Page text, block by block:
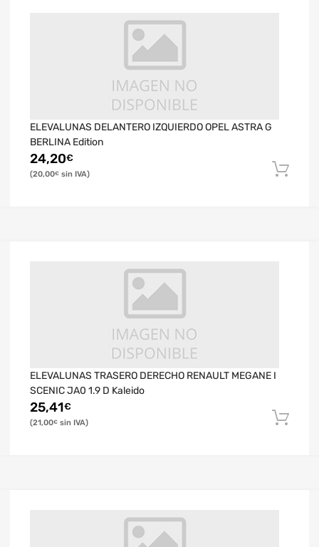
ELEVALUNAS DELANTERO IZQUIERDO OPEL ASTRA G
BERLINA Edition
24,20€
20,00€
ELEVALUNAS TRASERO DERECHO RENAULT MEGANE I
SCENIC JA0 1.9 D Kaleido
25,41€
21,00€